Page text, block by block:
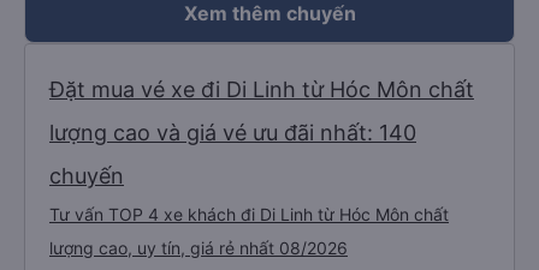
Xem thêm chuyến
Đặt mua vé xe đi Di Linh từ Hóc Môn chất
lượng cao và giá vé ưu đãi nhất: 140
chuyến
Tư vấn TOP 4 xe khách đi Di Linh từ Hóc Môn chất
lượng cao, uy tín, giá rẻ nhất 08/2026